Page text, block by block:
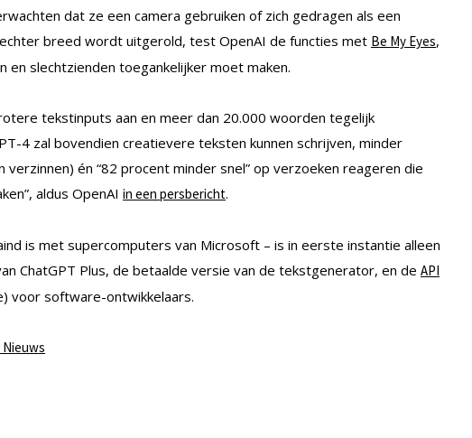
dat ze een camera gebruiken of zich gedragen als een
breed wordt uitgerold, test OpenAI de functies met Be My Eyes,
en slechtzienden toegankelijker moet maken.
tekstinputs aan en meer dan 20.000 woorden tegelijk
4 zal bovendien creatievere teksten kunnen schrijven, minder
verzinnen) én “82 procent minder snel” op verzoeken reageren die
aldus OpenAI in een persbericht.
is met supercomputers van Microsoft – is in eerste instantie alleen
ChatGPT Plus, de betaalde versie van de tekstgenerator, en de API
voor software-ontwikkelaars.
Nieuws